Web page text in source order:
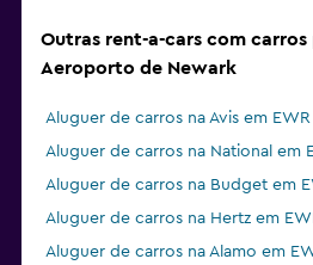
Outras rent-a-cars com carros
Aeroporto de Newark
Aluguer de carros na Avis em EWR
Aluguer de carros na National em
Aluguer de carros na Budget em
Aluguer de carros na Hertz em
Aluguer de carros na Alamo em